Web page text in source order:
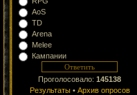
AoS
TD
Arena
Melee
Кампании
Проголосовало: 145138
Результаты• Архив опросов